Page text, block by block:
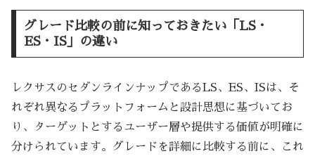
グレード比較の前に知っておきたい「LS・
ES・IS」の違い
レクサスのセダンラインナップであるLS、ES、ISは、そ
れぞれ異なるプラットフォームと設計思想に基づいてお
り、ターゲットとするユーザー層や提供する価値が明確に
分けられています。グレードを詳細に比較する前に、これ